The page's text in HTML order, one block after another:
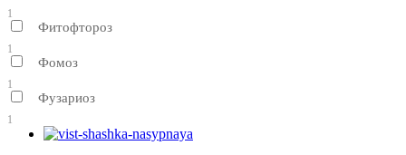
1
Фитофтороз
1
Фомоз
1
Фузариоз
1